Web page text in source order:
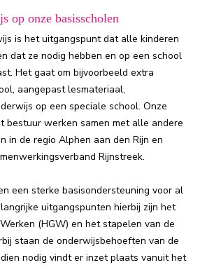
op onze basisscholen
is het uitgangspunt dat alle kinderen
dat ze nodig hebben en op een school
Het gaat om bijvoorbeeld extra
aangepast lesmateriaal,
op een speciale school. Onze
bestuur werken samen met alle andere
in de regio Alphen aan den Rijn en
Rijnstreek.
een sterke basisondersteuning voor al
uitgangspunten hierbij zijn het
(HGW) en het stapelen van de
staan de onderwijsbehoeften van de
nodig vindt er inzet plaats vanuit het